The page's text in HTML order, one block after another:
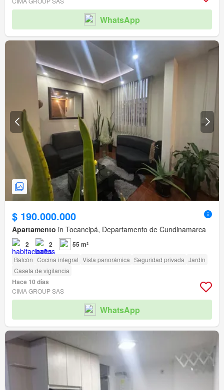
WhatsApp
$ 190.000.000
Apartamento in Tocancipá, Departamento de Cundinamarca
2 2 55 m²
Balcón Cocina integral Vista panorámica Seguridad privada Jardín
Caseta de vigilancia
Hace 10 días
CIMA GROUP SAS
WhatsApp